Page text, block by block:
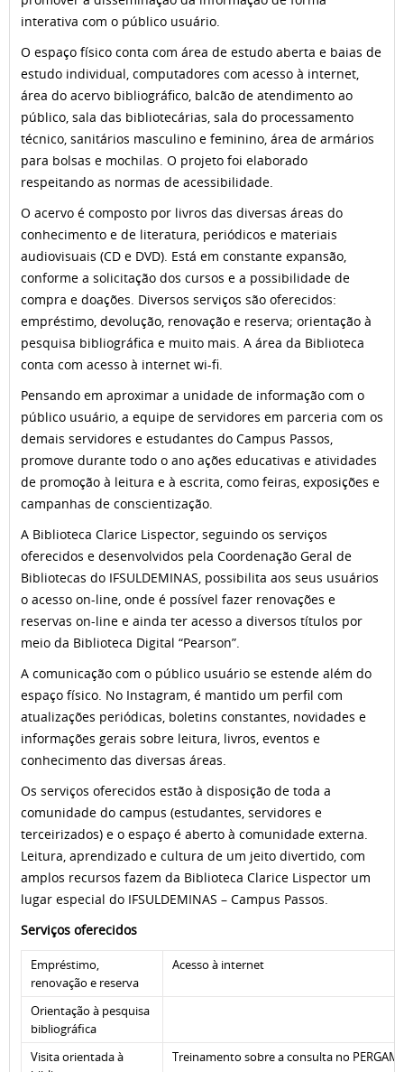
interativa com o público usuário.
O espaço físico conta com área de estudo aberta e baias de
estudo individual, computadores com acesso à internet,
área do acervo bibliográfico, balcão de atendimento ao
público, sala das bibliotecárias, sala do processamento
técnico, sanitários masculino e feminino, área de armários
para bolsas e mochilas. O projeto foi elaborado
respeitando as normas de acessibilidade.
O acervo é composto por livros das diversas áreas do
conhecimento e de literatura, periódicos e materiais
audiovisuais (CD e DVD). Está em constante expansão,
conforme a solicitação dos cursos e a possibilidade de
compra e doações. Diversos serviços são oferecidos:
empréstimo, devolução, renovação e reserva; orientação à
pesquisa bibliográfica e muito mais. A área da Biblioteca
conta com acesso à internet wi-fi.
Pensando em aproximar a unidade de informação com o
público usuário, a equipe de servidores em parceria com os
demais servidores e estudantes do Campus Passos,
promove durante todo o ano ações educativas e atividades
de promoção à leitura e à escrita, como feiras, exposições e
campanhas de conscientização.
A Biblioteca Clarice Lispector, seguindo os serviços
oferecidos e desenvolvidos pela Coordenação Geral de
Bibliotecas do IFSULDEMINAS, possibilita aos seus usuários
o acesso on-line, onde é possível fazer renovações e
reservas on-line e ainda ter acesso a diversos títulos por
meio da Biblioteca Digital “Pearson”.
A comunicação com o público usuário se estende além do
espaço físico. No Instagram, é mantido um perfil com
atualizações periódicas, boletins constantes, novidades e
informações gerais sobre leitura, livros, eventos e
conhecimento das diversas áreas.
Os serviços oferecidos estão à disposição de toda a
comunidade do campus (estudantes, servidores e
terceirizados) e o espaço é aberto à comunidade externa.
Leitura, aprendizado e cultura de um jeito divertido, com
amplos recursos fazem da Biblioteca Clarice Lispector um
lugar especial do IFSULDEMINAS – Campus Passos.
Serviços oferecidos
Empréstimo,
renovação e reserva
Acesso à internet
Orientação à pesquisa
bibliográfica
Visita orientada à
Treinamento sobre a consulta no